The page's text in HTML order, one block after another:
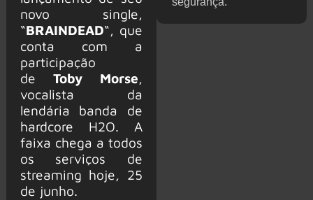
novo single,
“BRAINDEAD“, que
conta com a
participação
deToby Morse,
vocalista da
lendária banda de
hardcore H2O. A
faixa chega a todos
os serviços de
streaming hoje, 25
de junho.